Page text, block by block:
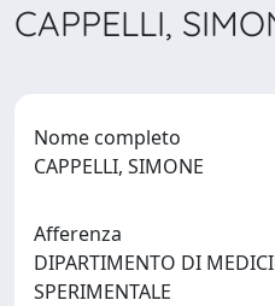
CAPPELLI,
Nome completo
CAPPELLI, SIMONE
Afferenza
DIPARTIMENTO DI
SPERIMENTALE